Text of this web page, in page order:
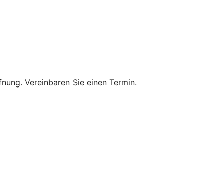
Vereinbaren Sie einen Termin.